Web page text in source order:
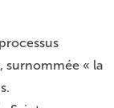
surnommée « la